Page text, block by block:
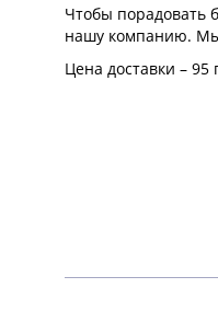
Чтобы порадовать
нашу компанию. Мы
Цена доставки – 95